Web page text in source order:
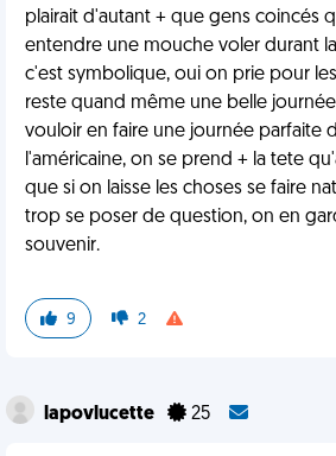
plairait d'autant + que gens coincés
entendre une mouche voler durant
c'est symbolique, oui on prie pour
reste quand même une belle
vouloir en faire une journée parfaite
l'américaine, on se prend + la tete
que si on laisse les choses se faire
trop se poser de question, on en
souvenir.
9 2
lapovlucette 25